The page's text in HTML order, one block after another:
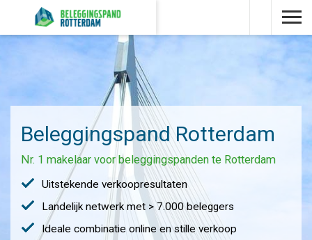
Beleggingspand Rotterdam
Nr. 1 makelaar voor beleggingspanden te Rotterdam
Uitstekende verkoopresultaten
Landelijk netwerk met > 7.000 beleggers
Ideale combinatie online en stille verkoop